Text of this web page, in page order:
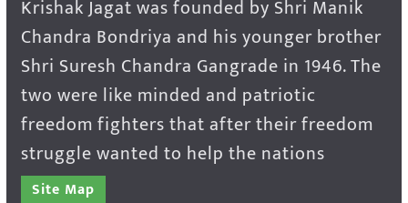
Krishak Jagat was founded by Shri Manik
Chandra Bondriya and his younger brother
Shri Suresh Chandra Gangrade in 1946. The
two were like minded and patriotic
freedom fighters that after their freedom
struggle wanted to help the nations
Site Map